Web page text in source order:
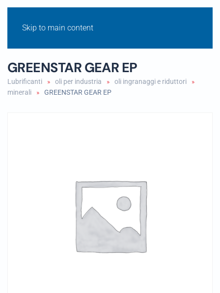
Skip to main content
GREENSTAR GEAR EP
Lubrificanti oli per industria
oli ingranaggi e riduttori
minerali
GREENSTAR GEAR EP